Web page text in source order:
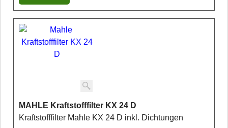
MAHLE Kraftstofffilter KX 24 D
Kraftstofffilter Mahle KX 24 D inkl. Dichtungen